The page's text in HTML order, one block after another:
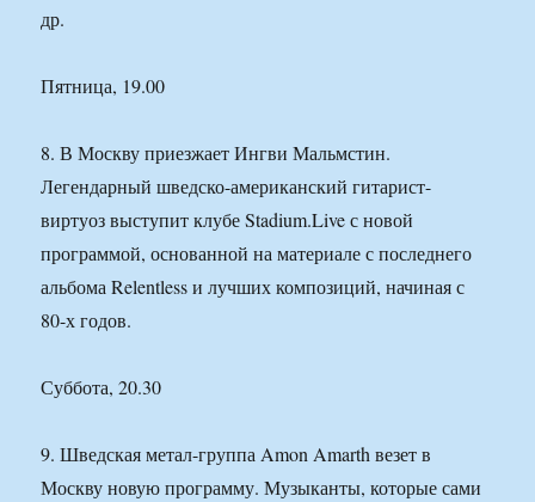
др.
Пятница, 19.00
8. В Москву приезжает Ингви Мальмстин.
Легендарный шведско-американский гитарист-
виртуоз выступит клубе Stadium.Live с новой
программой, основанной на материале с последнего
альбома Relentless и лучших композиций, начиная с
80-х годов.
Суббота, 20.30
9. Шведская метал-группа Amon Amarth везет в
Москву новую программу. Музыканты, которые сами